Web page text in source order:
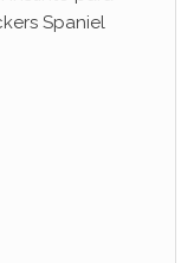
Spaniel